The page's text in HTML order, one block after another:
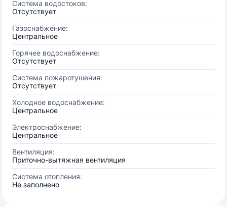
Система водостоков:
Отсутствует
Газоснабжение:
Центральное
Горячее водоснабжение:
Отсутствует
Система пожаротушения:
Отсутствует
Холодное водоснабжение:
Центральное
Электроснабжение:
Центральное
Вентиляция:
Приточно-вытяжная вентиляция
Система отопления:
Не заполнено